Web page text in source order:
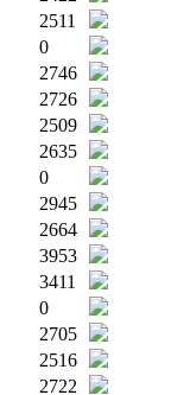
2511
0
2746
2726
2509
2635
0
2945
2664
3953
3411
0
2705
2516
2722